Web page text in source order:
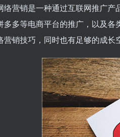
络营销是一种通过互联网推广
多多等电商平台的推广，以及
营销技巧，同时也有足够的成长